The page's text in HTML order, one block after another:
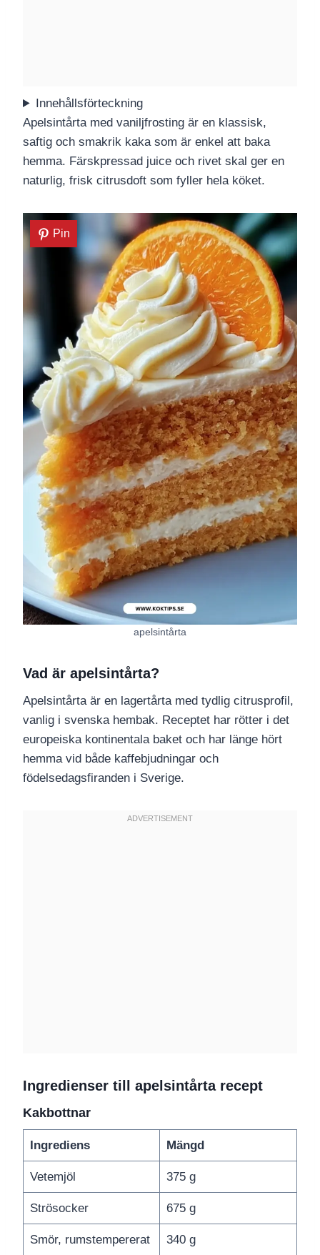
Innehållsförteckning
Apelsintårta med vaniljfrosting är en klassisk,
saftig och smakrik kaka som är enkel att baka
hemma. Färskpressad juice och rivet skal ger en
naturlig, frisk citrusdoft som fyller hela köket.
Pin
apelsintårta
Vad är apelsintårta?
Apelsintårta är en lagertårta med tydlig citrusprofil,
vanlig i svenska hembak. Receptet har rötter i det
europeiska kontinentala baket och har länge hört
hemma vid både kaffebjudningar och
födelsedagsfiranden i Sverige.
Ingredienser till apelsintårta recept
Kakbottnar
Ingrediens Mängd
Vetemjöl 375 g
Strösocker 675 g
Smör, rumstempererat 340 g